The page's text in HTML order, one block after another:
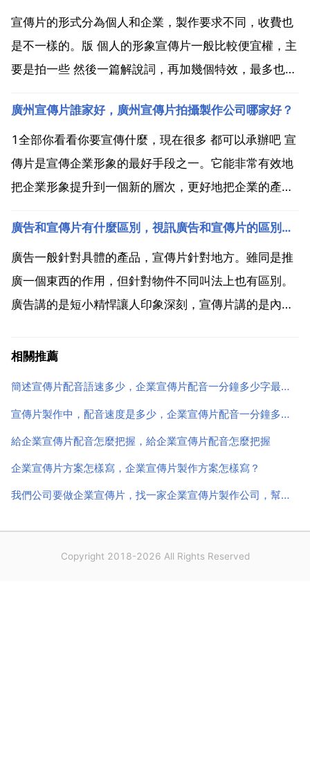
宣傳片的形式分為個人和企業，製作要求不同，收費也
是不一樣的。版 個人的形象宣傳片一般比較便宜權，主
要是拍一些 然後一篇解說詞，再加幾個特效，最多也就
果，好一點的宣傳片都是幾萬，還要根據拍攝時間長
短，用到哪些器材 是否用演員等等這些因素考慮 廣告
宣傳片...
廣州宣傳片誰家好，廣州宣傳片拍攝製作公司哪家好？
1全部你看看你要宣傳什麼，現在很多 都可以承辦吧 宣
傳片是宣傳企業形象的最好手段之一。它能非常有效地
把企業形象提升到一個新的層次，更好地把企業的產品
其優點 與其他產品不同之處 詮譯企業的文化理念，所
以宣傳片已經成為企業必不可少的企業形象宣傳工具之
一。...
廣告和宣傳片有什麼區別，視訊廣告和宣傳片的區別是什麼
廣告一般針對具體的產品，宣傳片針對地方。雖同是推
廣一個東西的作用，但針對物件不同叫法上也有區別。
廣告講的是短小精悍讓人印象深刻，宣傳片講的是內涵
面介紹產品 可以瞭解一下廣西幻刺文化傳播 製作的宣
相關推薦
簡述宣傳片配音語速多少，企業宣傳片配音一分鐘多少字最為合適呢？
宣傳片製作中，配音速度是多少，企業宣傳片配音一分鐘多少字最為合適呢？
給企業宣傳片配音怎麼把握，給企業宣傳片配音怎麼把握
企業宣傳片方案怎樣寫，企業宣傳片製作方案怎樣寫？
我們公司要做企業宣傳片，找一家企業宣傳片製作公司，幫幫忙一下
Copyright 2018-2026 All Rights Reserved